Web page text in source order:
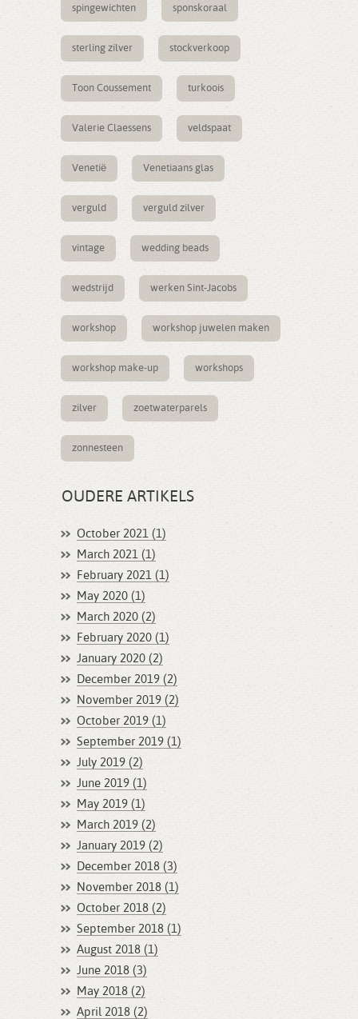
spingewichten sponskoraal
sterling zilver stockverkoop
Toon Coussement turkoois
Valerie Claessens veldspaat
Venetië Venetiaans glas
verguld verguld zilver
vintage wedding beads
wedstrijd werken Sint-Jacobs
workshop workshop juwelen maken
workshop make-up workshops
zilver zoetwaterparels
zonnesteen
OUDERE ARTIKELS
October 2021 (1)
March 2021 (1)
February 2021 (1)
May 2020 (1)
March 2020 (2)
February 2020 (1)
January 2020 (2)
December 2019 (2)
November 2019 (2)
October 2019 (1)
September 2019 (1)
July 2019 (2)
June 2019 (1)
May 2019 (1)
March 2019 (2)
January 2019 (2)
December 2018 (3)
November 2018 (1)
October 2018 (2)
September 2018 (1)
August 2018 (1)
June 2018 (3)
May 2018 (2)
April 2018 (2)